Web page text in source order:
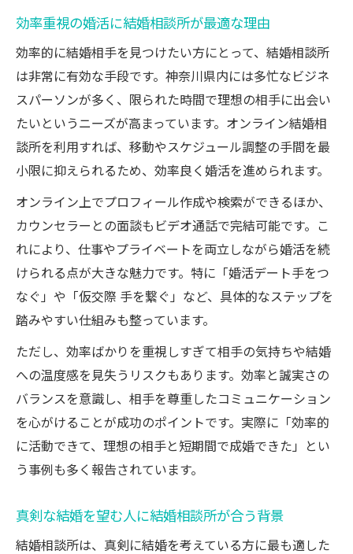
オンライン結婚相談所で始める新しい婚活
法
結婚相談所サービスを自宅で受けるメリッ
ト
オンライン結婚相談所の選び方と活用のコ
ツ
忙しい方へ結婚相談所のオンラインサポー
結婚相談所の仮交際もオンラインで進める
方法
結婚相談所で向いていない人の傾向を知ろう
結婚相談所に向かない性格や価値観の特徴
受け身すぎる方が結婚相談所で苦戦する理
由
結婚相談所の活動費用を惜しむ人の注意点
結婚相談所での真剣婚活に消極的な人の傾
向
結婚相談所と自己分析が苦手な人の関係性
自分は結婚相談所に合うタイプか診断するポイ
結婚相談所が自分に合うか見極める基準
結婚相談所で活躍する人の自己診断チェッ
効率重視の婚活に結婚相談所が最適な理由
効率的に結婚相手を見つけたい方にとって、結婚相談所
は非常に有効な手段です。神奈川県内には多忙なビジネ
スパーソンが多く、限られた時間で理想の相手に出会い
たいというニーズが高まっています。オンライン結婚相
談所を利用すれば、移動やスケジュール調整の手間を最
小限に抑えられるため、効率良く婚活を進められます。
オンライン上でプロフィール作成や検索ができるほか、
カウンセラーとの面談もビデオ通話で完結可能です。こ
れにより、仕事やプライベートを両立しながら婚活を続
けられる点が大きな魅力です。特に「婚活デート手をつ
なぐ」や「仮交際 手を繋ぐ」など、具体的なステップを
踏みやすい仕組みも整っています。
ただし、効率ばかりを重視しすぎて相手の気持ちや結婚
への温度感を見失うリスクもあります。効率と誠実さの
バランスを意識し、相手を尊重したコミュニケーション
を心がけることが成功のポイントです。実際に「効率的
に活動できて、理想の相手と短期間で成婚できた」とい
う事例も多く報告されています。
真剣な結婚を望む人に結婚相談所が合う背景
結婚相談所は、真剣に結婚を考えている方に最も適した